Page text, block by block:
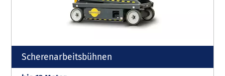
Scherenarbeitsbühnen